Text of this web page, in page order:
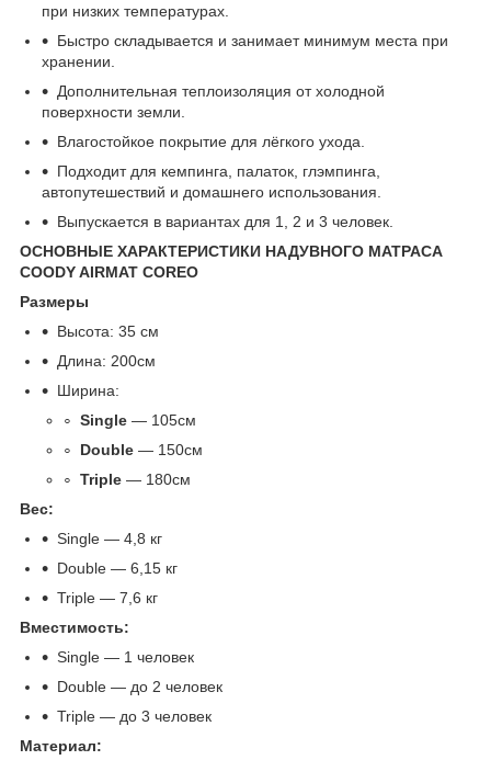
при низких температурах.
Быстро складывается и занимает минимум места при
хранении.
Дополнительная теплоизоляция от холодной
поверхности земли.
Влагостойкое покрытие для лёгкого ухода.
Подходит для кемпинга, палаток, глэмпинга,
автопутешествий и домашнего использования.
Выпускается в вариантах для 1, 2 и 3 человек.
ОСНОВНЫЕ ХАРАКТЕРИСТИКИ НАДУВНОГО МАТРАСА
COODY AIRMAT COREO
Размеры
Высота: 35 см
Длина: 200см
Ширина:
Single — 105см
Double — 150см
Triple — 180см
Вес:
Single — 4,8 кг
Double — 6,15 кг
Triple — 7,6 кг
Вместимость:
Single — 1 человек
Double — до 2 человек
Triple — до 3 человек
Материал: